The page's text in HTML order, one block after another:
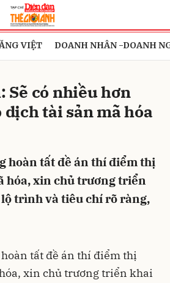
VIỆT DOANH NHÂN -DOANH
Sẽ có nhiều hơn
dịch tài sản mã hóa
hoàn tất đề án thí điểm thị
hóa, xin chủ trương triển
trình và tiêu chí rõ ràng,
tất đề án thí điểm thị
xin chủ trương triển khai
Hủy Gửi